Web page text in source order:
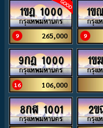
1ขฎ 1000
9 265,000
1ข
9
9กฎ 1000
16 106,000
1ข
8กฬ 1001 2ข